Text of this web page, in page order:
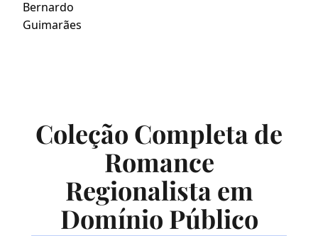
Coleção Completa de
Romance
Regionalista em
Domínio Público